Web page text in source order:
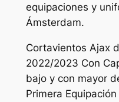
equipaciones y
Ámsterdam.
Cortavientos Ajax
2022/2023 Con
bajo y con mayor
Primera